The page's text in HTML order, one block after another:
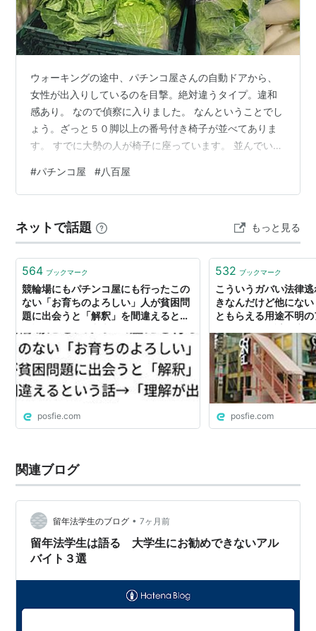
ウォーキングの途中、パチンコ屋さんの自動ドアから、
女性が出入りしているのを目撃。絶対違うタイプ。違和
感あり。 なので偵察に入りました。 なんということでし
ょう。ざっと５０脚以上の番号付き椅子が並べてありま
す。 すでに大勢の人が椅子に座っています。 並んでいた
があるとのこと。 奥に進んでみました。 あららー。安い
し、新鮮そう。いちごは１バック250円でした。 パチン
時から販売なのだそうです パチンコ屋さんの従業員の方
にも聞いてみました。 不定期に開催していて、毎週日曜
は必ず開催するそうです。 …
#パチンコ屋 #八百屋
ネットで話題 もっと見る
564 ブックマーク
競輪場にもパチンコ屋にも行ったこの
ない「お育ちのよろしい」人が貧困問
題に出会うと「解釈」を間違えるとい
posfie.com
532 ブックマーク
こういうガバい法律
きなんだけど他にな
ともらえる用途不明
の横にあるだけ
posfie.com
関連ブログ
留年法学生のブログ • 7ヶ月前
留年法学生は語る 大学生にお勧めできないアル
バイト３選